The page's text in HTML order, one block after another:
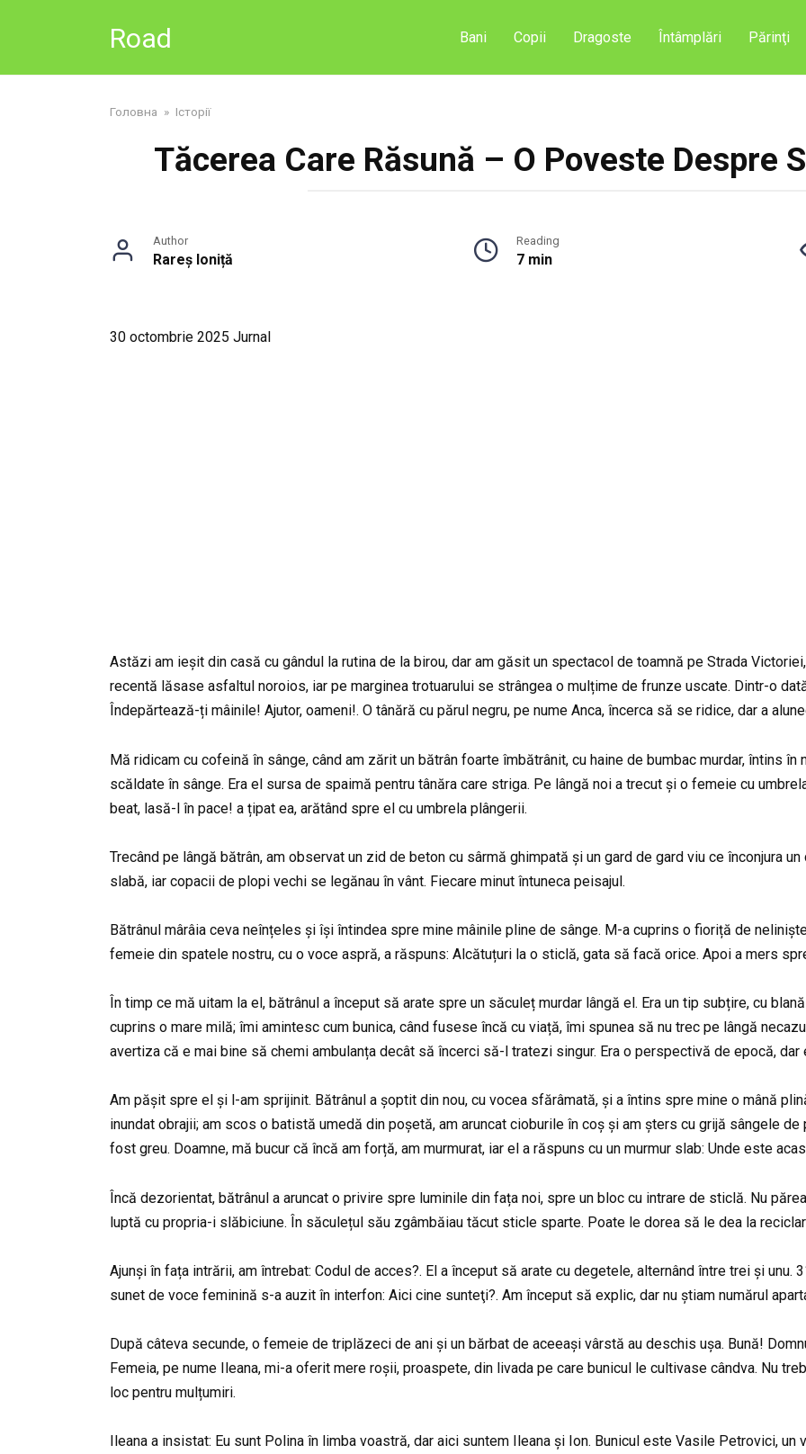
Road Bani Copii Dragoste Întâmplări Părinţi
Головна » Історії
Tăcerea Care Răsună – O Poveste Despre
Author
Rareș Ioniță
Reading
7 min
30 octombrie 2025 Jurnal
Astăzi am ieșit din casă cu gândul la rutina de la birou, dar am găsit un spectacol de toamnă pe Strada
recentă lăsase asfaltul noroios, iar pe marginea trotuarului se strângea o mulțime de frunze uscate. Dintr-o
Îndepărtează-ți mâinile! Ajutor, oameni!. O tânără cu părul negru, pe nume Anca, încerca să se ridice, dar a
Mă ridicam cu cofeină în sânge, când am zărit un bătrân foarte îmbătrânit, cu haine de bumbac murdar, întins
scăldate în sânge. Era el sursa de spaimă pentru tânăra care striga. Pe lângă noi a trecut și o femeie cu
beat, lasă-l în pace! a țipat ea, arătând spre el cu umbrela plângerii.
Trecând pe lângă bătrân, am observat un zid de beton cu sârmă ghimpată și un gard de gard viu ce înconjura
slabă, iar copacii de plopi vechi se legănau în vânt. Fiecare minut întuneca peisajul.
Bătrânul mârâia ceva neînțeles și își întindea spre mine mâinile pline de sânge. M-a cuprins o fioriță de
femeie din spatele nostru, cu o voce aspră, a răspuns: Alcătuțuri la o sticlă, gata să facă orice. Apoi a mers
În timp ce mă uitam la el, bătrânul a început să arate spre un săculeț murdar lângă el. Era un tip subțire, cu
cuprins o mare milă; îmi amintesc cum bunica, când fusese încă cu viață, îmi spunea să nu trec pe lângă
avertiza că e mai bine să chemi ambulanța decât să încerci să-l tratezi singur. Era o perspectivă de epocă, dar
Am pășit spre el și l-am sprijinit. Bătrânul a șoptit din nou, cu vocea sfărâmată, și a întins spre mine o mână
inundat obrajii; am scos o batistă umedă din poșetă, am aruncat cioburile în coș și am șters cu grijă sângele
fost greu. Doamne, mă bucur că încă am forță, am murmurat, iar el a răspuns cu un murmur slab: Unde este
Încă dezorientat, bătrânul a aruncat o privire spre luminile din fața noi, spre un bloc cu intrare de sticlă. Nu
luptă cu propria-i slăbiciune. În săculețul său zgâmbăiau tăcut sticle sparte. Poate le dorea să le dea la
Ajunși în fața intrării, am întrebat: Codul de acces?. El a început să arate cu degetele, alternând între trei și unu.
sunet de voce feminină s-a auzit în interfon: Aici cine sunteţi?. Am început să explic, dar nu știam numărul
După câteva secunde, o femeie de triplăzeci de ani și un bărbat de aceeași vârstă au deschis ușa. Bună!
Femeia, pe nume Ileana, mi-a oferit mere roșii, proaspete, din livada pe care bunicul le cultivase cândva. Nu
loc pentru mulțumiri.
Ileana a insistat: Eu sunt Polina în limba voastră, dar aici suntem Ileana și Ion. Bunicul este Vasile Petrovici,